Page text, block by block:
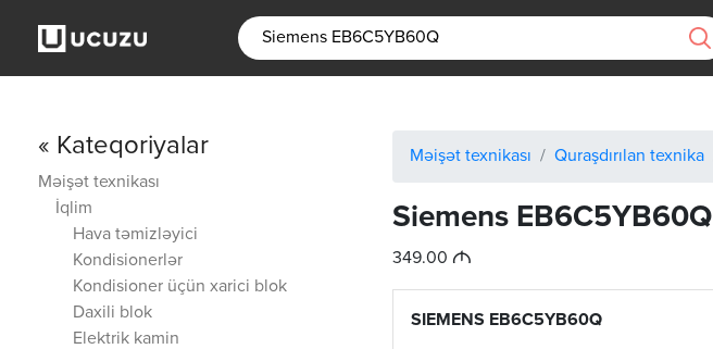
« Kateqoriyalar
Məişət texnikası
İqlim
Hava təmizləyici
Kondisionerlər
Kondisioner üçün xarici blok
Daxili blok
Elektrik kamin
Məişət texnikası Quraşdırılan texnika
Siemens EB6C5YB60Q
349.00 M
SIEMENS EB6C5YB60Q